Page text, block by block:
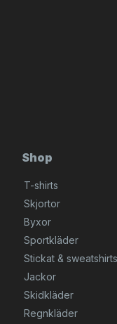
Shop
T-shirts
Skjortor
Byxor
Sportkläder
Stickat & sweatshirts
Jackor
Skidkläder
Regnkläder